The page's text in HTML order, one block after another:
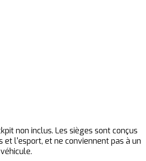
non inclus. Les sièges sont conçus
et l'esport, et ne conviennent pas à un